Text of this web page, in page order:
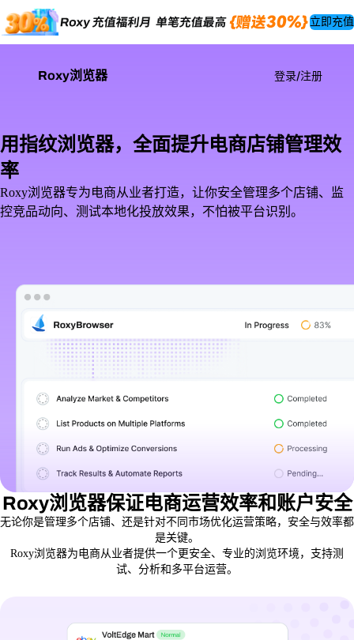
立即充值
Roxy浏览器 登录/注册
用指纹浏览器，全面提升电商店铺管理效
率
Roxy浏览器专为电商从业者打造，让你安全管理多个店铺、监
控竞品动向、测试本地化投放效果，不怕被平台识别。
Roxy浏览器保证电商运营效率和账户安全
无论你是管理多个店铺、还是针对不同市场优化运营策略，安全与效率都
是关键。
Roxy浏览器为电商从业者提供一个更安全、专业的浏览环境，支持测
试、分析和多平台运营。